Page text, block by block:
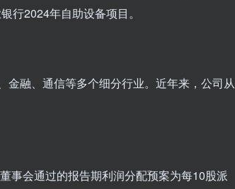
行2024年自助设备项目。
融、通信等多个细分行业。近年来，公司从
事会通过的报告期利润分配预案为每10股派